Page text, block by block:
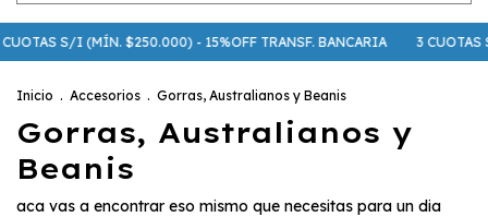
S/I (MÍN. $250.000) - 15%OFF TRANSF. BANCARIA 3 CUOTAS
Inicio . Accesorios . Gorras, Australianos y Beanis
Gorras, Australianos y
Beanis
aca vas a encontrar eso mismo que necesitas para un dia